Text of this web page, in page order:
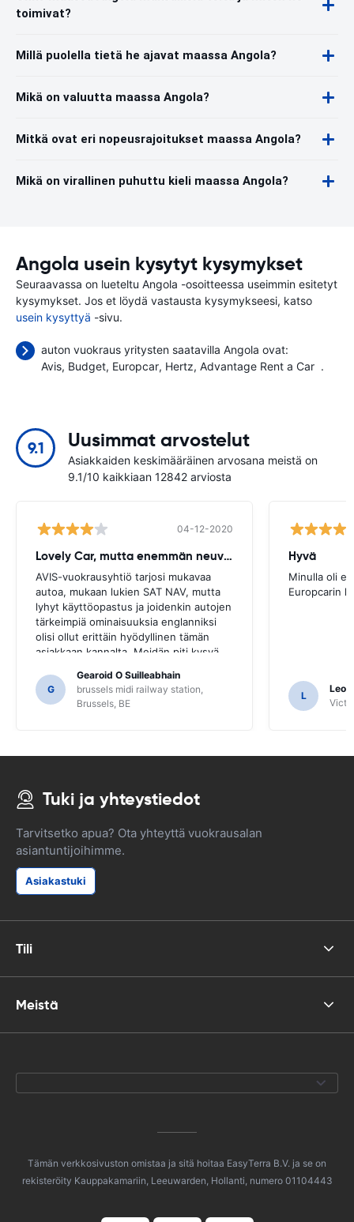
toimivat?
Millä puolella tietä he ajavat maassa Angola?
Mikä on valuutta maassa Angola?
Mitkä ovat eri nopeusrajoitukset maassa Angola?
Mikä on virallinen puhuttu kieli maassa Angola?
Angola usein kysytyt kysymykset
Seuraavassa on lueteltu Angola -osoitteessa useimmin esitetyt
kysymykset. Jos et löydä vastausta kysymykseesi, katso
usein kysyttyä -sivu.
auton vuokraus yritysten saatavilla Angola ovat:
Avis Budget Europcar Hertz Advantage Rent a Car .
9.1 Uusimmat arvostelut
Asiakkaiden keskimääräinen arvosana meistä on
9.1/10 kaikkiaan 12842 arviosta
04-12-2020
Lovely Car, mutta enemmän neuvoja tarvitaan
AVIS-vuokrausyhtiö tarjosi mukavaa
autoa, mukaan lukien SAT NAV, mutta
lyhyt käyttöopastus ja joidenkin autojen
tärkeimpiä ominaisuuksia englanniksi
olisi ollut erittäin hyödyllinen tämän
asiakkaan kannalta. Meidän piti kysyä
siitä, että emme ehkä olleet
selvittäneet SAT NAV: n toimintoja.
G
Gearoid O Suilleabhain
brussels midi railway station,
Brussels, BE
Hyvä
Minulla oli
Europcarin
L
Tuki ja yhteystiedot
Tarvitsetko apua? Ota yhteyttä vuokrausalan
asiantuntijoihimme.
Asiakastuki
Tili
Meistä
Tämän verkkosivuston omistaa ja sitä hoitaa EasyTerra B.V. ja se on
rekisteröity Kauppakamariin, Leeuwarden, Hollanti, numero 01104443